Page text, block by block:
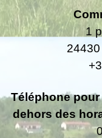
1
Téléphone
dehors des